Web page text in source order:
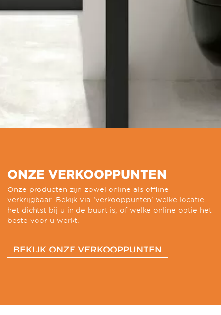
ONZE VERKOOPPUNTEN
Onze producten zijn zowel online als offline
verkrijgbaar. Bekijk via ‘verkooppunten’ welke locatie
het dichtst bij u in de buurt is, of welke online optie het
beste voor u werkt.
BEKIJK ONZE VERKOOPPUNTEN